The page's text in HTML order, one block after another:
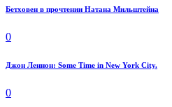
Бетховен в прочтении Натана Мильштейна
0
Джон Леннон: Some Time in New York City.
0